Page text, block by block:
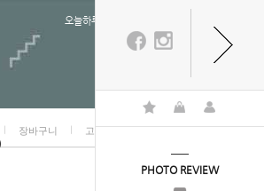
오늘하루 열지않음
장바구니 고객센터 ㅣ
PHOTO REVIEW